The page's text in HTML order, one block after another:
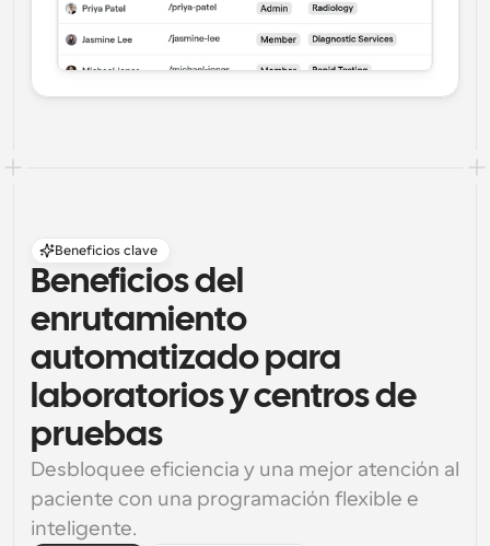
Beneficios clave
Beneficios del
enrutamiento
automatizado para
laboratorios y centros de
pruebas
Desbloquee eficiencia y una mejor atención al
paciente con una programación flexible e
inteligente.